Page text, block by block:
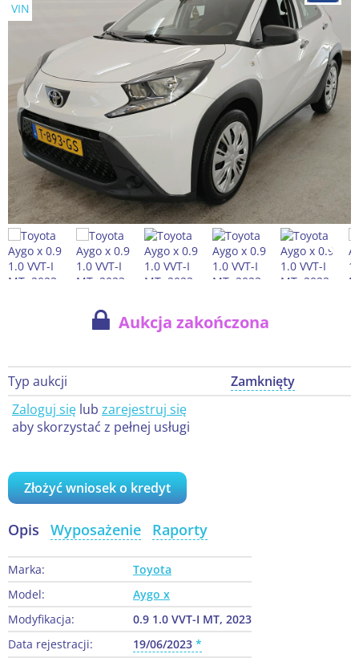
VIN
Aukcja zakończona
Typ aukcji
Zamknięty
Zaloguj się lub zarejestruj się
aby skorzystać z pełnej usługi
Złożyć wniosek o kredyt
Opis Wyposażenie Raporty
Marka:
Toyota
Model:
Aygo x
Modyfikacja:
0.9 1.0 VVT-I MT, 2023
Data rejestracji:
19/06/2023